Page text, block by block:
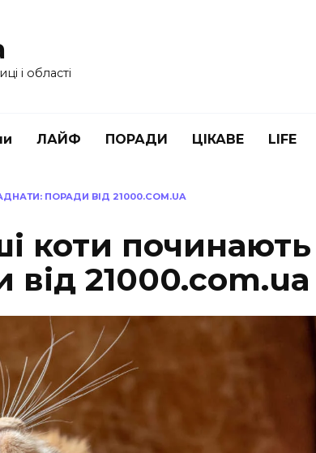
і області
ЛАЙФ ПОРАДИ ЦІКАВЕ LIFE
ПОРАДИ ВІД 21000.COM.UA
коти починають
21000.com.ua